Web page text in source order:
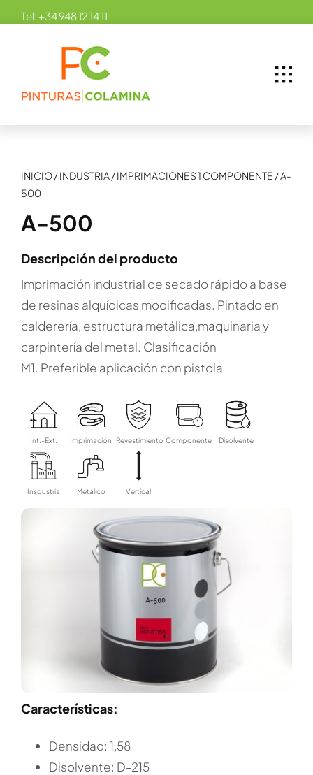
SkipTel:+34 948 12 14 11
INICIO/INDUSTRIA/IMPRIMACIONES 1 COMPONENTE /A-
500
A-500
Descripción del producto
Imprimación industrial de secado rápido a base
de resinas alquídicas modificadas. Pintado en
calderería, estructura metálica,maquinaria y
carpintería del metal. Clasificación
M1. Preferible aplicación con pistola
Int.-Ext. Imprimación Revestimiento Componente Disolvente
Insdustria Metálico Vertical
Características:
Densidad: 1,58
Disolvente: D-215